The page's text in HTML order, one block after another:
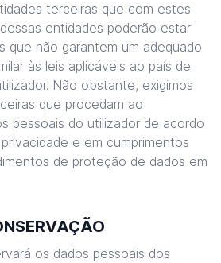
terceiras que com estes
entidades poderão estar
que não garantem um adequado
às leis aplicáveis ao país de
Não obstante, exigimos
que procedam ao
pessoais do utilizador de acordo
e em cumprimentos
de proteção de dados em
os dados pessoais dos